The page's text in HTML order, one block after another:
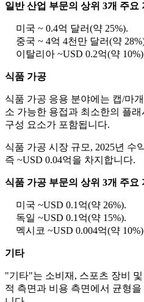
일반 산업 부문의 상위 3개 주요
미국 ~ 0.4억 달러(약 25%).
중국 ~ 4억 4천만 달러(약
이탈리아 ~USD 0.2억(약
식품 가공
식품 가공 응용 분야에는 캡/마
소 가능한 용접과 최소한의 플
구성 요소가 포함됩니다.
식품 가공 시장 규모, 2025년 수
즉 ~USD 0.04억을 차지합니다.
식품 가공 부문의 상위 3개 주요
미국 ~USD 0.1억(약 26%).
독일 ~USD 0.1억(약 15%).
멕시코 ~USD 0.004억(약
기타
"기타"는 소비재, 스포츠 장비
적 측면과 비용 측면에서 균형